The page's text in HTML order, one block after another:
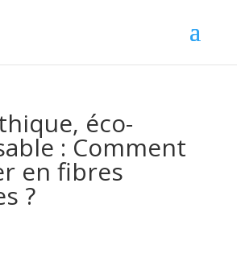
éco-
: Comment
en fibres
?